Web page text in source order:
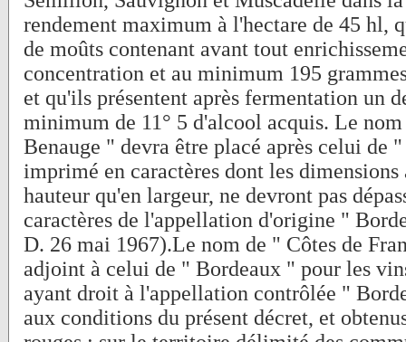
rendement maximum à l'hectare de 45 hl,
de moûts contenant avant tout
concentration et au minimum 195
et qu'ils présentent après fermentation un
minimum de 11° 5 d'alcool acquis. Le
Benauge " devra être placé après celui de
imprimé en caractères dont les dimensions
hauteur qu'en largeur, ne devront pas
caractères de l'appellation d'origine "
D. 26 mai 1967).Le nom de " Côtes de
adjoint à celui de " Bordeaux " pour les
ayant droit à l'appellation contrôlée "
aux conditions du présent décret, et